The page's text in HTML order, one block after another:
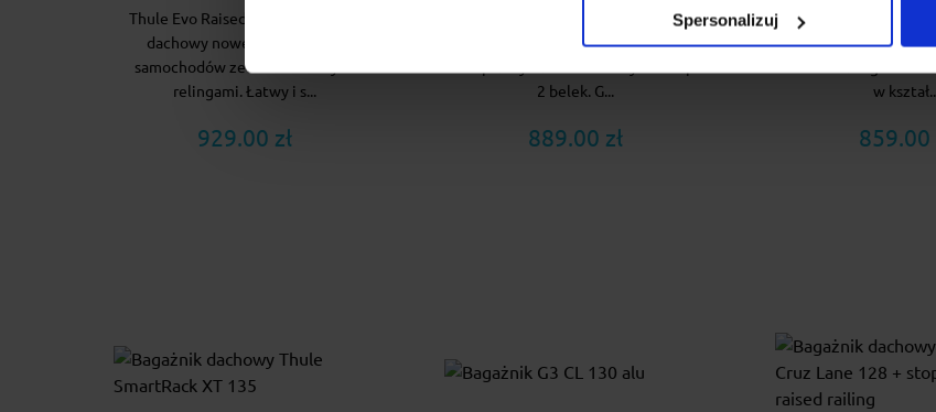
Spersonalizuj
Thule Evo Raised Rail to bagażnik
dachowy nowej generacji do
samochodów ze standardowymi
relingami. Łatwy i s...
929.00 zł
Uniwersalny bagażnik z aluminiową
belką do relingów dachowych.
2 belek. G...
889.00 zł
Cruz Airo to
estetyczny i
w
859.00